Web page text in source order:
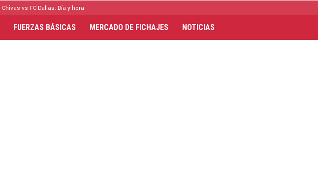
Chivas vs FC Dallas: Día y hora
FUERZAS BÁSICAS MERCADO DE FICHAJES NOTICIAS